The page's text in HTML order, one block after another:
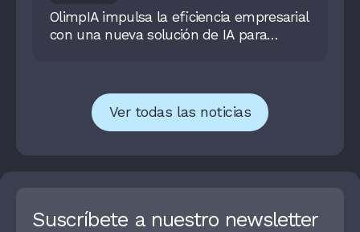
OlimpIA impulsa la eficiencia empresarial
con una nueva solución de IA para
Ver todas las noticias
Suscríbete a nuestro newsletter